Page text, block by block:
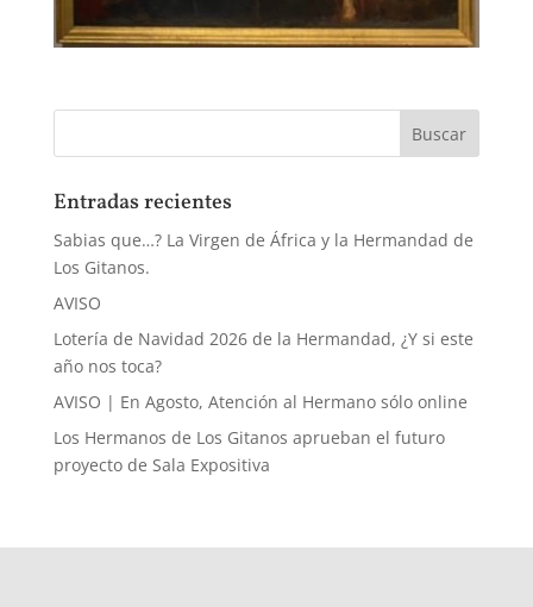
Entradas recientes
Sabias que…? La Virgen de África y la Hermandad de
Los Gitanos.
AVISO
Lotería de Navidad 2026 de la Hermandad, ¿Y si este
año nos toca?
AVISO | En Agosto, Atención al Hermano sólo online
Los Hermanos de Los Gitanos aprueban el futuro
proyecto de Sala Expositiva